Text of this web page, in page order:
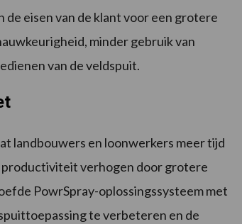
de eisen van de klant voor een grotere
minder gebruik van
van de veldspuit.
landbouwers en loonwerkers meer tijd
productiviteit verhogen door grotere
PowrSpray-oplossingssysteem met
te verbeteren en de